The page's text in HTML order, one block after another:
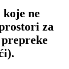
ne
za